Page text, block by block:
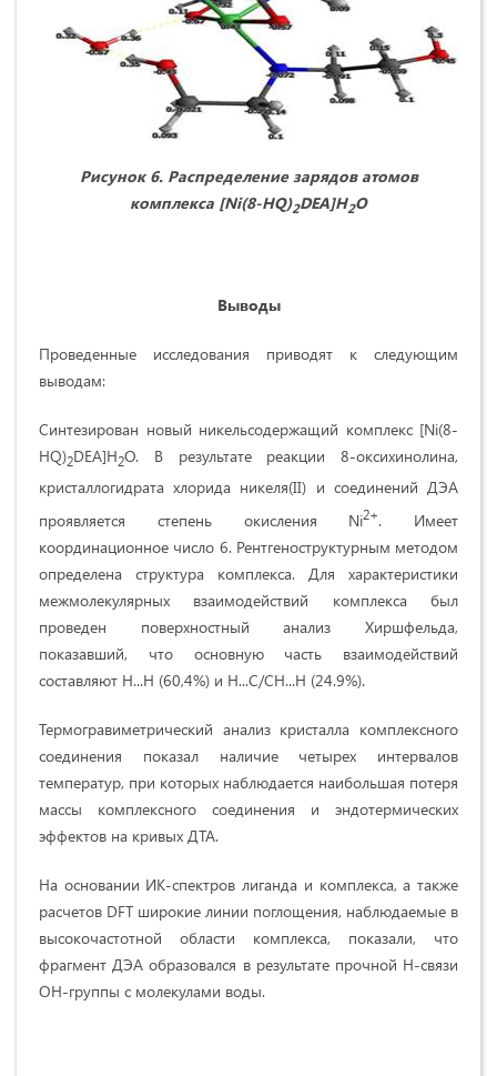
Рисунок 6. Распределение зарядов атомов
комплекса [Ni(8-HQ)2DEA]H2O
Выводы
Проведенные исследования приводят к следующим
выводам:
Синтезирован новый никельсодержащий комплекс [Ni(8-
HQ)2DEA]H2O. В результате реакции 8-оксихинолина,
кристаллогидрата хлорида никеля(II) и соединений ДЭА
проявляется степень окисления Ni2+. Имеет
координационное число 6. Рентгеноструктурным методом
определена структура комплекса. Для характеристики
межмолекулярных взаимодействий комплекса был
проведен поверхностный анализ Хиршфельда,
показавший, что основную часть взаимодействий
составляют H...H (60,4%) и H...C/CH...H (24.9%).
Термогравиметрический анализ кристалла комплексного
соединения показал наличие четырех интервалов
температур, при которых наблюдается наибольшая потеря
массы комплексного соединения и эндотермических
эффектов на кривых ДТА.
На основании ИК-спектров лиганда и комплекса, а также
расчетов DFT широкие линии поглощения, наблюдаемые в
высокочастотной области комплекса, показали, что
фрагмент ДЭА образовался в результате прочной Н-связи
ОН-группы с молекулами воды.